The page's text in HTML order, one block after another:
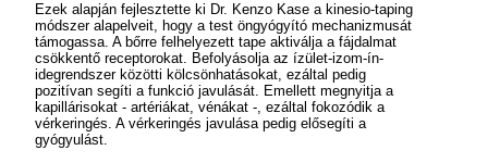
Ezek alapján fejlesztette ki Dr. Kenzo Kase a kinesio-taping
módszer alapelveit, hogy a test öngyógyító mechanizmusát
támogassa. A bőrre felhelyezett tape aktiválja a fájdalmat
csökkentő receptorokat. Befolyásolja az ízület-izom-ín-
idegrendszer közötti kölcsönhatásokat, ezáltal pedig
pozitívan segíti a funkció javulását. Emellett megnyitja a
kapillárisokat - artériákat, vénákat -, ezáltal fokozódik a
vérkeringés. A vérkeringés javulása pedig elősegíti a
gyógyulást.